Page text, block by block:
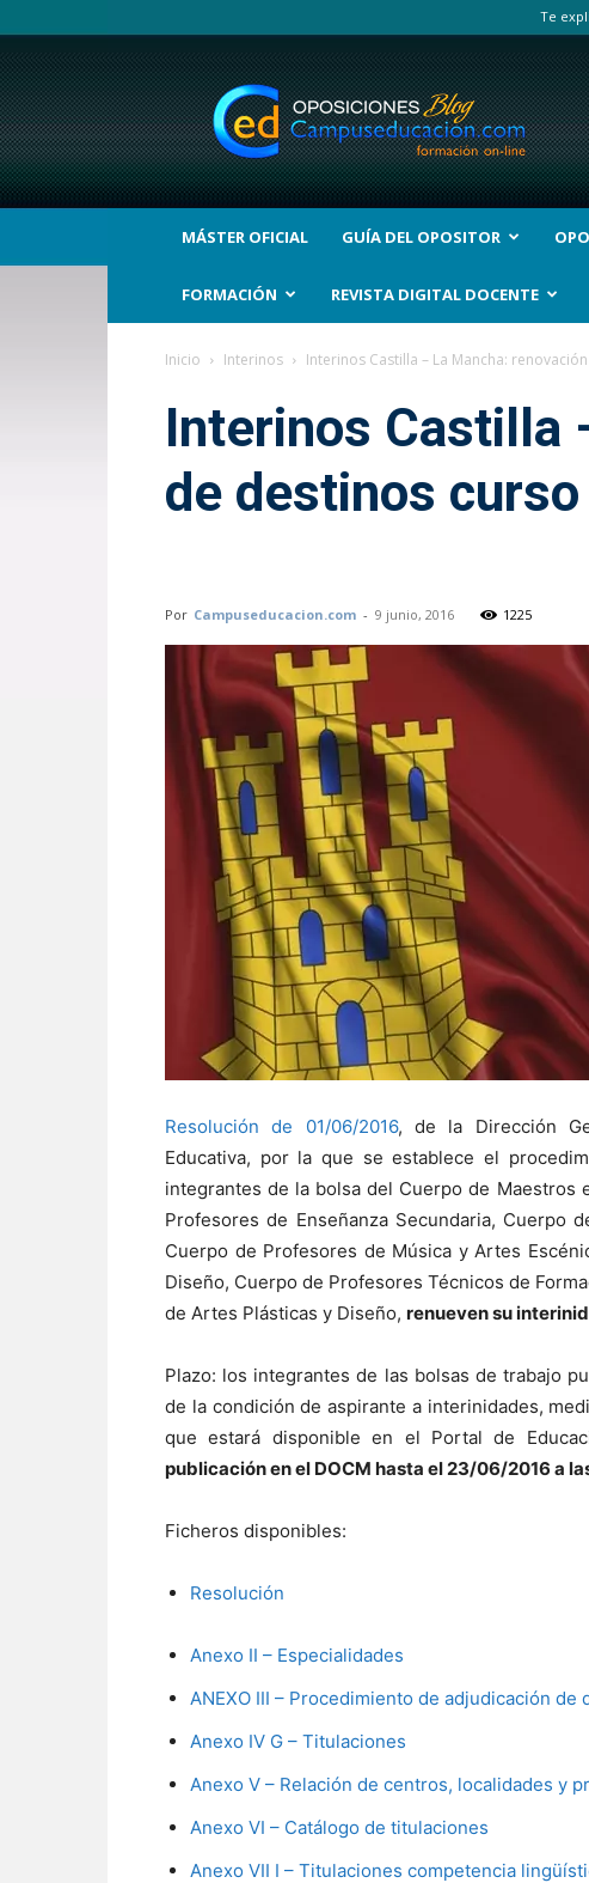
Te
BLOG
Noticias
Oposiciones
y
bolsas
Trabajo
Interinos.
MÁSTER OFICIAL GUÍA DEL OPOSITOR
FORMACIÓN REVISTA DIGITAL DOCENTE
Inicio Interinos Interinos Castilla – La Mancha:
Interinos Castilla
de destinos
Por Campuseducacion.com - 9 junio, 2016 1225
Resolución de 01/06/2016, de la Dirección
Educativa, por la que se establece el
integrantes de la bolsa del Cuerpo de Maestros
Profesores de Enseñanza Secundaria, Cuerpo
Cuerpo de Profesores de Música y Artes
Diseño, Cuerpo de Profesores Técnicos de
de Artes Plásticas y Diseño, renueven su
Plazo: los integrantes de las bolsas de trabajo
de la condición de aspirante a interinidades,
que estará disponible en el Portal de
publicación en el DOCM hasta el 23/06/2016 a
Ficheros disponibles:
Resolución
Anexo II – Especialidades
ANEXO III – Procedimiento de adjudicación de
Anexo IV G – Titulaciones
Anexo V – Relación de centros, localidades y
Anexo VI – Catálogo de titulaciones
Anexo VII I – Titulaciones competencia